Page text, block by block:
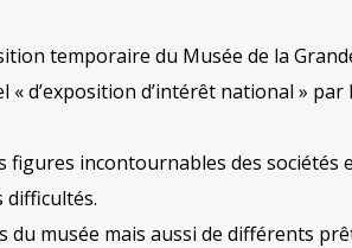
temporaire du Musée de la
d’exposition d’intérêt national »
incontournables des sociétés
difficultés.
du musée mais aussi de différents